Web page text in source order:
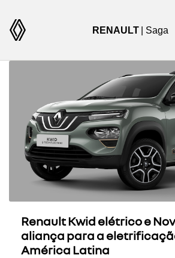
RENAULT | Saga
Renault Kwid elétrico e
aliança para a
América Latina